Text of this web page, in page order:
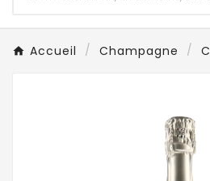
Accueil Champagne